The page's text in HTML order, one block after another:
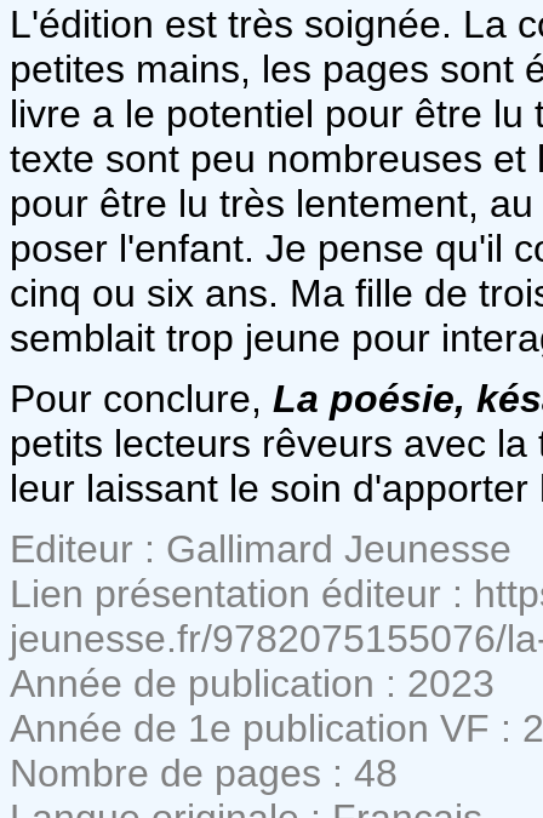
L'édition est très soignée. La
petites mains, les pages sont
livre a le potentiel pour être
texte sont peu nombreuses
pour être lu très lentement,
poser l'enfant. Je pense qu'il
cinq ou six ans. Ma fille de
semblait trop jeune pour
Pour conclure, La poésie,
petits lecteurs rêveurs avec
leur laissant le soin
Editeur : Gallimard Jeunesse
Lien présentation éditeur :
jeunesse.fr/9782075155076/
Année de publication : 2023
Année de 1e publication VF :
Nombre de pages : 48